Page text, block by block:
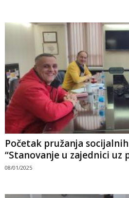
Početak pružanja
“Stanovanje u zajednici uz
08/01/2025